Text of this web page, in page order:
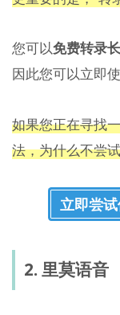
您可以免费转录
因此您可以立即
如果您正在寻找
法，为什么不尝
立即尝
2. 里莫语音